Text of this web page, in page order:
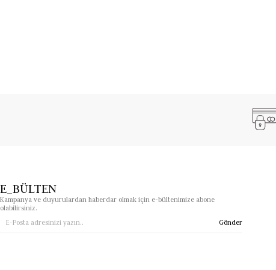
E_BÜLTEN
Kampanya ve duyurulardan haberdar olmak için e-bültenimize abone
olabilirsiniz.
Gönder